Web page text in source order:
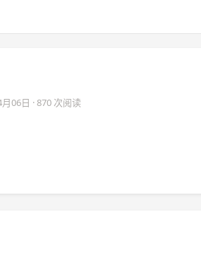
06日 · 870 次阅读